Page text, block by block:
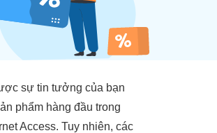
sự tin tưởng của bạn
phẩm hàng đầu trong
Access. Tuy nhiên, các